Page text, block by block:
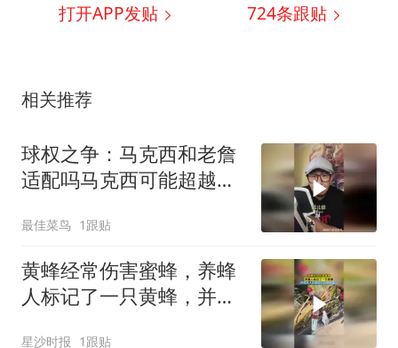
打开APP发贴 724条跟贴
相关推荐
球权之争：马克西和老詹
适配吗马克西可能超越韦
最佳菜鸟 1跟贴
黄蜂经常伤害蜜蜂，养蜂
人标记了一只黄蜂，并用
星沙时报 1跟贴